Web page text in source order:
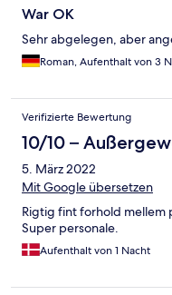
War OK
Sehr abgelegen, aber
Roman, Aufenthalt von 3
Verifizierte Bewertung
10/10 –
5. März 2022
Mit Google übersetzen
Rigtig fint forhold mellem
Super personale.
Aufenthalt von 1 Nacht